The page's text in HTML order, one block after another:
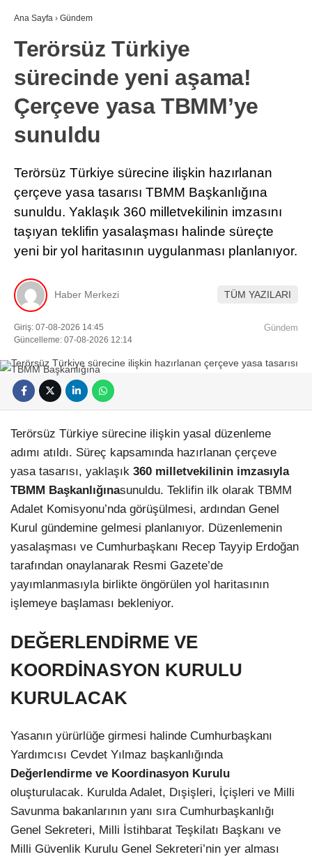
Ana Sayfa › Gündem
Terörsüz Türkiye
sürecinde yeni aşama!
Çerçeve yasa TBMM’ye
sunuldu
Terörsüz Türkiye sürecine ilişkin hazırlanan
çerçeve yasa tasarısı TBMM Başkanlığına
sunuldu. Yaklaşık 360 milletvekilinin imzasını
taşıyan teklifin yasalaşması halinde süreçte
yeni bir yol haritasının uygulanması planlanıyor.
Haber Merkezi TÜM YAZILARI
Giriş: 07-08-2026 14:45
Güncelleme: 07-08-2026 12:14
Gündem
Terörsüz Türkiye sürecine ilişkin yasal düzenleme
adımı atıldı. Süreç kapsamında hazırlanan çerçeve
yasa tasarısı, yaklaşık 360 milletvekilinin imzasıyla
TBMM Başkanlığınasunuldu. Teklifin ilk olarak TBMM
Adalet Komisyonu’nda görüşülmesi, ardından Genel
Kurul gündemine gelmesi planlanıyor. Düzenlemenin
yasalaşması ve Cumhurbaşkanı Recep Tayyip Erdoğan
tarafından onaylanarak Resmi Gazete’de
yayımlanmasıyla birlikte öngörülen yol haritasının
işlemeye başlaması bekleniyor.
DEĞERLENDİRME VE
KOORDİNASYON KURULU
KURULACAK
Yasanın yürürlüğe girmesi halinde Cumhurbaşkanı
Yardımcısı Cevdet Yılmaz başkanlığında
Değerlendirme ve Koordinasyon Kurulu
oluşturulacak. Kurulda Adalet, Dışişleri, İçişleri ve Milli
Savunma bakanlarının yanı sıra Cumhurbaşkanlığı
Genel Sekreteri, Milli İstihbarat Teşkilatı Başkanı ve
Milli Güvenlik Kurulu Genel Sekreteri’nin yer alması